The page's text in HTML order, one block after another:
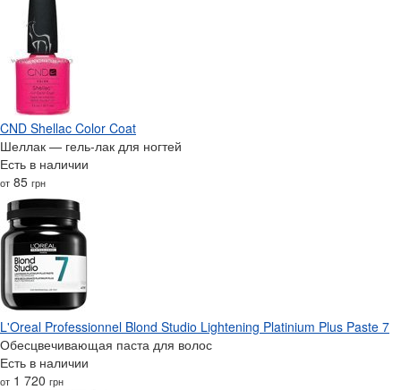
CND Shellac Color Coat
Шеллак — гель-лак для ногтей
Есть в наличии
от 85 грн
L'Oreal Professionnel Blond Studio Lightening Platinium Plus Paste 7
Обесцвечивающая паста для волос
Есть в наличии
от 1 720 грн